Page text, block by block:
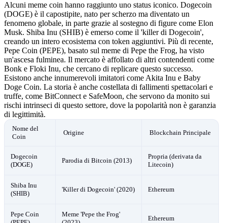
Alcuni meme coin hanno raggiunto uno status iconico. Dogecoin
(DOGE) è il capostipite, nato per scherzo ma diventato un
fenomeno globale, in parte grazie al sostegno di figure come Elon
Musk. Shiba Inu (SHIB) è emerso come il 'killer di Dogecoin',
creando un intero ecosistema con token aggiuntivi. Più di recente,
Pepe Coin (PEPE), basato sul meme di Pepe the Frog, ha visto
un'ascesa fulminea. Il mercato è affollato di altri contendenti come
Bonk e Floki Inu, che cercano di replicare questo successo.
Esistono anche innumerevoli imitatori come Akita Inu e Baby
Doge Coin. La storia è anche costellata di fallimenti spettacolari e
truffe, come BitConnect e SafeMoon, che servono da monito sui
rischi intrinseci di questo settore, dove la popolarità non è garanzia
di legittimità.
Nome del
Coin
Origine Blockchain Principale
Dogecoin
(DOGE)
Parodia di Bitcoin (2013)
Propria (derivata da
Litecoin)
Shiba Inu
(SHIB)
'Killer di Dogecoin' (2020) Ethereum
Pepe Coin
Meme 'Pepe the Frog'
Ethereum